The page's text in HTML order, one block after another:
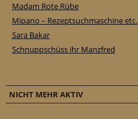
Madam Rote Rübe
Mipano – Rezeptsuchmaschine etc.
Sara Bakar
Schnuppschüss ihr Manzfred
NICHT MEHR AKTIV